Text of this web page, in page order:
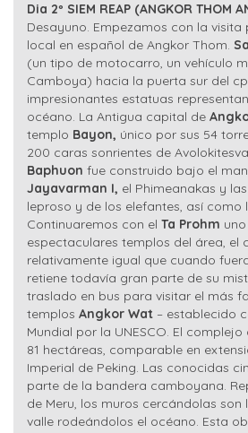
Dia 2º SIEM REAP (ANGKOR THOM
Desayuno. Empezamos con la
local en español de Angkor Thom.
(un tipo de motocarro, un vehículo
Camboya) hacia la puerta sur del
impresionantes estatuas
océano. La Antigua capital de
templo Bayon, único por sus 54
200 caras sonrientes de
Baphuon fue construido bajo el
Jayavarman I, el Phimeanakas y
leproso y de los elefantes, así como
Continuaremos con el Ta Prohm
espectaculares templos del área, el
relativamente igual que cuando
retiene todavía gran parte de su
traslado en bus para visitar el más
templos Angkor Wat – establecido
Mundial por la UNESCO. El
81 hectáreas, comparable en
Imperial de Peking. Las conocidas
parte de la bandera camboyana.
de Meru, los muros cercándolas son
valle rodeándolos el océano. Esta